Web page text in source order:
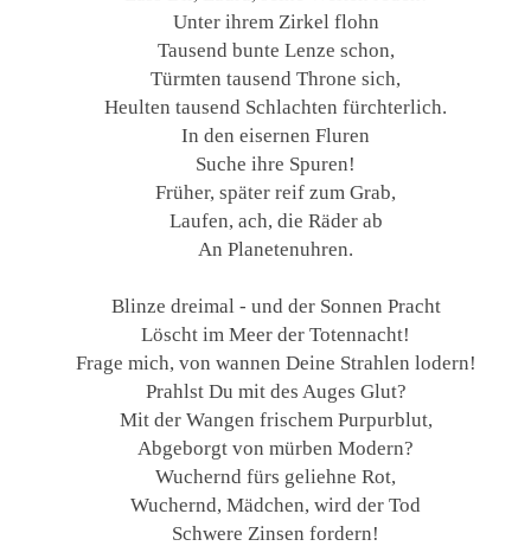
Unter ihrem Zirkel flohn
Tausend bunte Lenze schon,
Türmten tausend Throne sich,
Heulten tausend Schlachten fürchterlich.
In den eisernen Fluren
Suche ihre Spuren!
Früher, später reif zum Grab,
Laufen, ach, die Räder ab
An Planetenuhren.
Blinze dreimal - und der Sonnen Pracht
Löscht im Meer der Totennacht!
Frage mich, von wannen Deine Strahlen lodern!
Prahlst Du mit des Auges Glut?
Mit der Wangen frischem Purpurblut,
Abgeborgt von mürben Modern?
Wuchernd fürs geliehne Rot,
Wuchernd, Mädchen, wird der Tod
Schwere Zinsen fordern!